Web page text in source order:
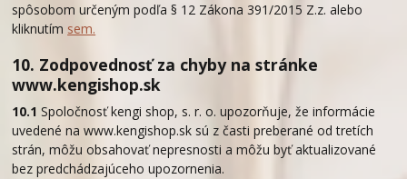
spôsobom určeným podľa § 12 Zákona 391/2015 Z.z. alebo
kliknutím sem.
10. Zodpovednosť za chyby na stránke
www.kengishop.sk
10.1 Spoločnosť kengi shop, s. r. o. upozorňuje, že informácie
uvedené na www.kengishop.sk sú z časti preberané od tretích
strán, môžu obsahovať nepresnosti a môžu byť aktualizované
bez predchádzajúceho upozornenia.